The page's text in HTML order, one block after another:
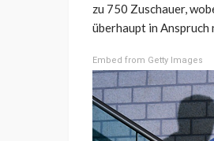
zu 750 Zuschauer,
überhaupt in Anspruch
Embed from Getty Images